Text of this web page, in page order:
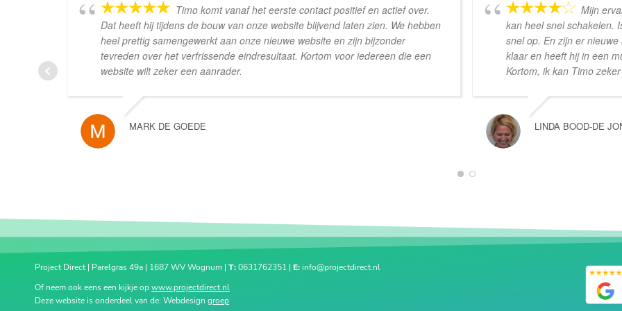
Timo komt vanaf het eerste contact positief en actief over.
Dat heeft hij tijdens de bouw van onze website blijvend laten zien. We hebben
heel prettig samengewerkt aan onze nieuwe website en zijn bijzonder
tevreden over het verfrissende eindresultaat. Kortom voor iedereen die een
website wilt zeker een aanrader.
MARK DE GOEDE
Mijn
kan heel snel schakelen.
snel op. En zijn er
klaar en heeft hij in een
Kortom, ik kan Timo
LINDA BOOD-DE
1 2
Project Direct | Parelgras 49a | 1687 WV Wognum | T:0631762351 | E: info@projectdirect.nl
Of neem ook eens een kijkje opwww.projectdirect.nl
Deze website is onderdeel van de: Webdesign groep